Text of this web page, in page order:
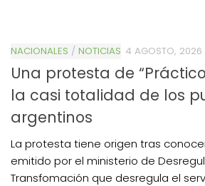
NACIONALES / NOTICIAS 4 AGOSTO, 2026
Una protesta de
la casi totalidad de los
argentinos
La protesta tiene origen tras
emitido por el ministerio de
Transfomación que desregula el